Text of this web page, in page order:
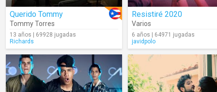
Querido Tommy
Tommy Torres
13 años | 69928 jugadas
Richards
Resistiré 2020
Varios
6 años | 64971 jugadas
javidpolo